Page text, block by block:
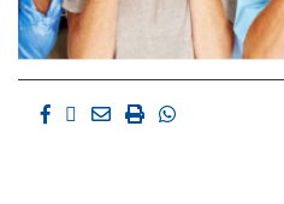
Facebook
Twitter
EmailImprimirWhatsapp